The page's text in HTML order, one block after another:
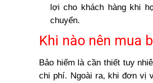
lợi cho khách hàng khi
chuyển.
Khi nào nên mua
Bảo hiểm là cần thiết tuy
chi phí. Ngoài ra, khi đơn vị